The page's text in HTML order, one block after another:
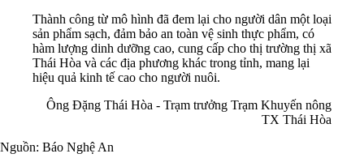
Thành công từ mô hình đã đem lại cho người dân một loại
sản phẩm sạch, đảm bảo an toàn vệ sinh thực phẩm, có
hàm lượng dinh dưỡng cao, cung cấp cho thị trường thị xã
Thái Hòa và các địa phương khác trong tỉnh, mang lại
hiệu quả kinh tế cao cho người nuôi.
Ông Đặng Thái Hòa - Trạm trưởng Trạm Khuyến nông
TX Thái Hòa
Nguồn: Báo Nghệ An